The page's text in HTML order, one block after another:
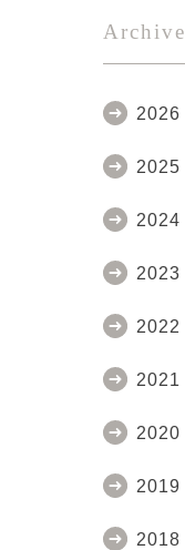
Archive
2026
2025
2024
2023
2022
2021
2020
2019
2018